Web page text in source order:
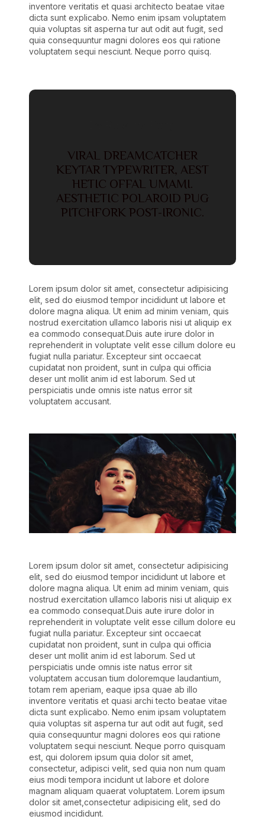
inventore veritatis et quasi architecto beatae vitae
dicta sunt explicabo. Nemo enim ipsam voluptatem
quia voluptas sit asperna tur aut odit aut fugit, sed
quia consequuntur magni dolores eos qui ratione
voluptatem sequi nesciunt. Neque porro quisq.
VIRAL DREAMCATCHER
KEYTAR TYPEWRITER, AEST
HETIC OFFAL UMAMI.
AESTHETIC POLAROID PUG
PITCHFORK POST-IRONIC.
Lorem ipsum dolor sit amet, consectetur adipisicing
elit, sed do eiusmod tempor incididunt ut labore et
dolore magna aliqua. Ut enim ad minim veniam, quis
nostrud exercitation ullamco laboris nisi ut aliquip ex
ea commodo consequat.Duis aute irure dolor in
reprehenderit in voluptate velit esse cillum dolore eu
fugiat nulla pariatur. Excepteur sint occaecat
cupidatat non proident, sunt in culpa qui officia
deser unt mollit anim id est laborum. Sed ut
perspiciatis unde omnis iste natus error sit
voluptatem accusant.
Lorem ipsum dolor sit amet, consectetur adipisicing
elit, sed do eiusmod tempor incididunt ut labore et
dolore magna aliqua. Ut enim ad minim veniam, quis
nostrud exercitation ullamco laboris nisi ut aliquip ex
ea commodo consequat.Duis aute irure dolor in
reprehenderit in voluptate velit esse cillum dolore eu
fugiat nulla pariatur. Excepteur sint occaecat
cupidatat non proident, sunt in culpa qui officia
deser unt mollit anim id est laborum. Sed ut
perspiciatis unde omnis iste natus error sit
voluptatem accusan tium doloremque laudantium,
totam rem aperiam, eaque ipsa quae ab illo
inventore veritatis et quasi archi tecto beatae vitae
dicta sunt explicabo. Nemo enim ipsam voluptatem
quia voluptas sit asperna tur aut odit aut fugit, sed
quia consequuntur magni dolores eos qui ratione
voluptatem sequi nesciunt. Neque porro quisquam
est, qui dolorem ipsum quia dolor sit amet,
consectetur, adipisci velit, sed quia non num quam
eius modi tempora incidunt ut labore et dolore
magnam aliquam quaerat voluptatem. Lorem ipsum
dolor sit amet,consectetur adipisicing elit, sed do
eiusmod incididunt.